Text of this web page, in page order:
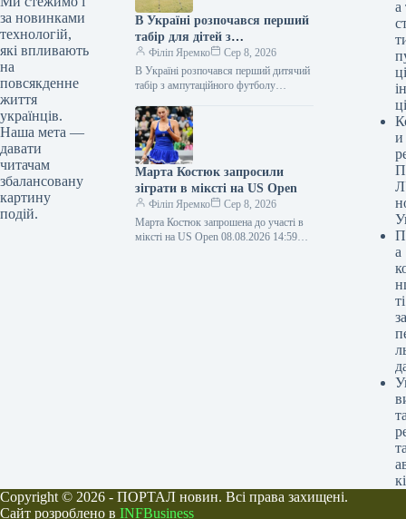
за новинками
технологій,
які впливають
на
повсякденне
життя
українців.
Наша мета —
давати
читачам
збалансовану
картину
подій.
В Україні розпочався перший
табір для дітей з
ампутаціями, присвячений
амфутболу.
Філіп Яремко
Сер 8, 2026
В Україні розпочався перший дитячий
табір з ампутаційного футболу
Українська асоціація футболу
започаткувала перший в Україні
дитячий…
Марта Костюк запросили
зіграти в міксті на US Open
Філіп Яремко
Сер 8, 2026
Марта Костюк запрошена до участі в
міксті на US Open 08.08.2026 14:59
а
ці
и
а
Copyright © 2026 - ПОРТАЛ новин. Всі права захищені.
Сайт розроблено в INFBusiness